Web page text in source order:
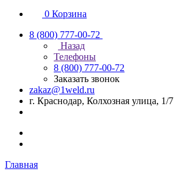
0 Корзина
8 (800) 777-00-72
Назад
Телефоны
8 (800) 777-00-72
Заказать звонок
zakaz@1weld.ru
г. Краснодар, Колхозная улица, 1/7
Главная